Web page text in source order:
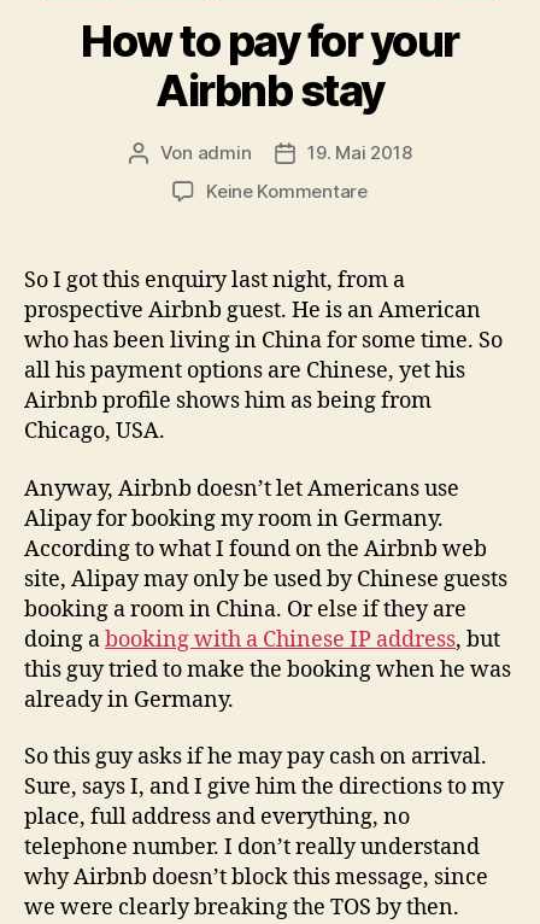
How to pay for your
Airbnb stay
Beitragsautor
Von admin Beitragsdatum
19. Mai 2018
Keine Kommentarezu
pay
for
your
Airbnb
stay
So I got this enquiry last night, from a
prospective Airbnb guest. He is an American
who has been living in China for some time. So
all his payment options are Chinese, yet his
Airbnb profile shows him as being from
Chicago, USA.
Anyway, Airbnb doesn’t let Americans use
Alipay for booking my room in Germany.
According to what I found on the Airbnb web
site, Alipay may only be used by Chinese guests
booking a room in China. Or else if they are
doing abooking with a Chinese IP address, but
this guy tried to make the booking when he was
already in Germany.
So this guy asks if he may pay cash on arrival.
Sure, says I, and I give him the directions to my
place, full address and everything, no
telephone number. I don’t really understand
why Airbnb doesn’t block this message, since
we were clearly breaking the TOS by then.